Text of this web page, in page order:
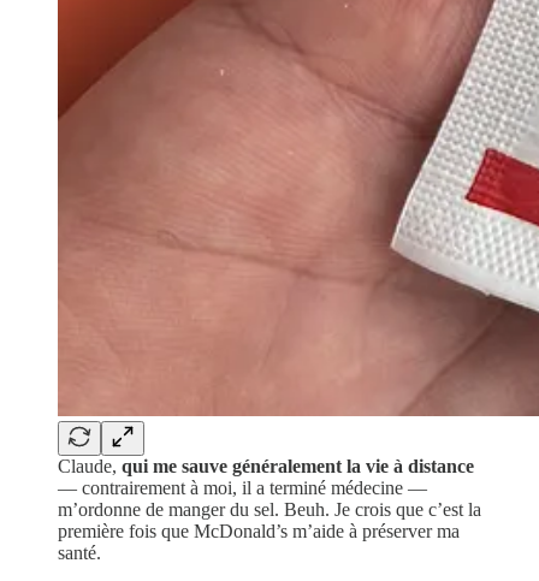
Claude, qui me sauve généralement la vie à distance
— contrairement à moi, il a terminé médecine —
m’ordonne de manger du sel. Beuh. Je crois que c’est la
première fois que McDonald’s m’aide à préserver ma
santé.